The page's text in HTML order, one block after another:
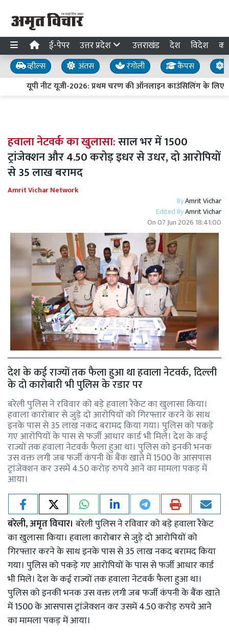
ई-पेपर उत्तर प्रदेश उत्तराखंड देश विदेश
व्हील्स अंतस रंगोली कैंपस
यूपी नीट यूजी-2026: प्रथम चरण की ऑनलाइन काउंसिलिंग के लिए
हवाला नेटवर्क का खुलासा:साल भर में 1500
ट्रांजेक्शन और 4.50 करोड़ इधर से उधर, दो आरोपियों
से 35 लाख बरामद
Amrit Vichar Network
ByAmrit Vichar
Edited ByAmrit Vichar
On07 Jun 2026 18:41:00
देश के कई राज्यों तक फैला हुआ था हवाला नेटवर्क, दिल्ली
के दो कारोबारी भी पुलिस के रडार पर
बरेली पुलिस ने रविवार को बड़े हवाला रैकेट का खुलासा किया।
हवाला कारोबार से जुड़े दो आरोपियों को गिरफ्तार करने के साथ
इनके पास से 35 लाख नकद बरामद किया गया। पुलिस को पकड़े
गए आरोपियों के पास से फर्जी आधार कार्ड भी मिले। देश के कई
राज्यों तक हवाला नेटवर्क फैला हुआ था। पुलिस को इनकी भनक
उस वक्त लगी जब फर्जी कंपनी के बैंक खाते में 1500 के आसपास
ट्रांजेक्शन कर उसमें 4.50 करोड़ रुपये आने का मामला पकड़ में
आया।
बरेली, अमृत विचार। बरेली पुलिस ने रविवार को बड़े हवाला रैकेट
का खुलासा किया। हवाला कारोबार से जुड़े दो आरोपियों को
गिरफ्तार करने के साथ इनके पास से 35 लाख नकद बरामद किया
गया। पुलिस को पकड़े गए आरोपियों के पास से फर्जी आधार कार्ड
भी मिले। देश के कई राज्यों तक हवाला नेटवर्क फैला हुआ था।
पुलिस को इनकी भनक उस वक्त लगी जब फर्जी कंपनी के बैंक खाते
में 1500 के आसपास ट्रांजेक्शन कर उसमें 4.50 करोड़ रुपये आने
का मामला पकड़ में आया।